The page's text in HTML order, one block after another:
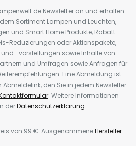
Newsletter an und erhalten
Sortiment Lampen und Leuchten,
und Smart Home Produkte, Rabatt-
Reduzierungen oder Aktionspakete,
-vorstellungen sowie Inhalte von
und Umfragen sowie Anfragen für
Eine Abmeldung ist
den Sie in jedem Newsletter
. Weitere Informationen
derDatenschutzerklärung.
von 99 €. AusgenommeneHersteller.